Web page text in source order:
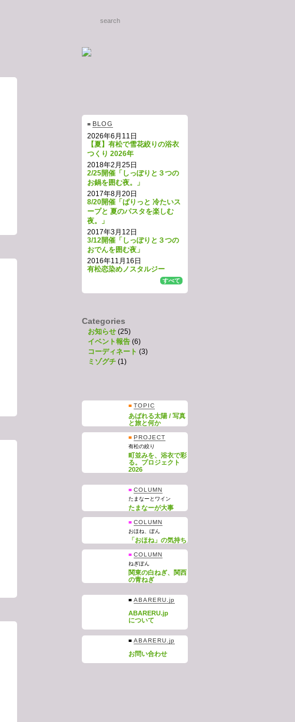
search
■ BLOG
2026年6月11日
【夏】有松で雪花絞りの浴衣
つくり 2026年
2018年2月25日
2/25開催「しっぽりと３つの
お鍋を囲む夜。」
2017年8月20日
8/20開催「ぱりっと 冷たいス
ープと 夏のパスタを楽しむ
夜。」
2017年3月12日
3/12開催「しっぽりと３つの
おでんを囲む夜」
2016年11月16日
有松恋染めノスタルジー
すべて
Categories
お知らせ (25)
イベント報告 (6)
コーディネート (3)
ミゾグチ (1)
■ TOPIC
あばれる太陽 / 写真
と旅と何か
■ PROJECT
有松の絞り
町並みを、浴衣で彩
る。プロジェクト
2026
■ COLUMN
たまなーとワイン
たまなーが大事
■ COLUMN
おほね、ぽん
「おほね」の気持ち
■ COLUMN
ねぎぽん
関東の白ねぎ、関西
の青ねぎ
■ ABARERU.jp
ABARERU.jp
について
■ ABARERU.jp
お問い合わせ